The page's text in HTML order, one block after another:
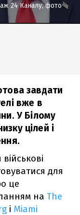
24 Каналу, фото
завдати
вже в
У Білому
цілей і
для
це
на The
і Miami